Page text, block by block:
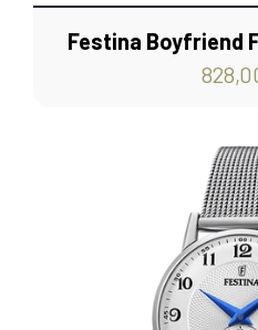
Festina Boyfriend